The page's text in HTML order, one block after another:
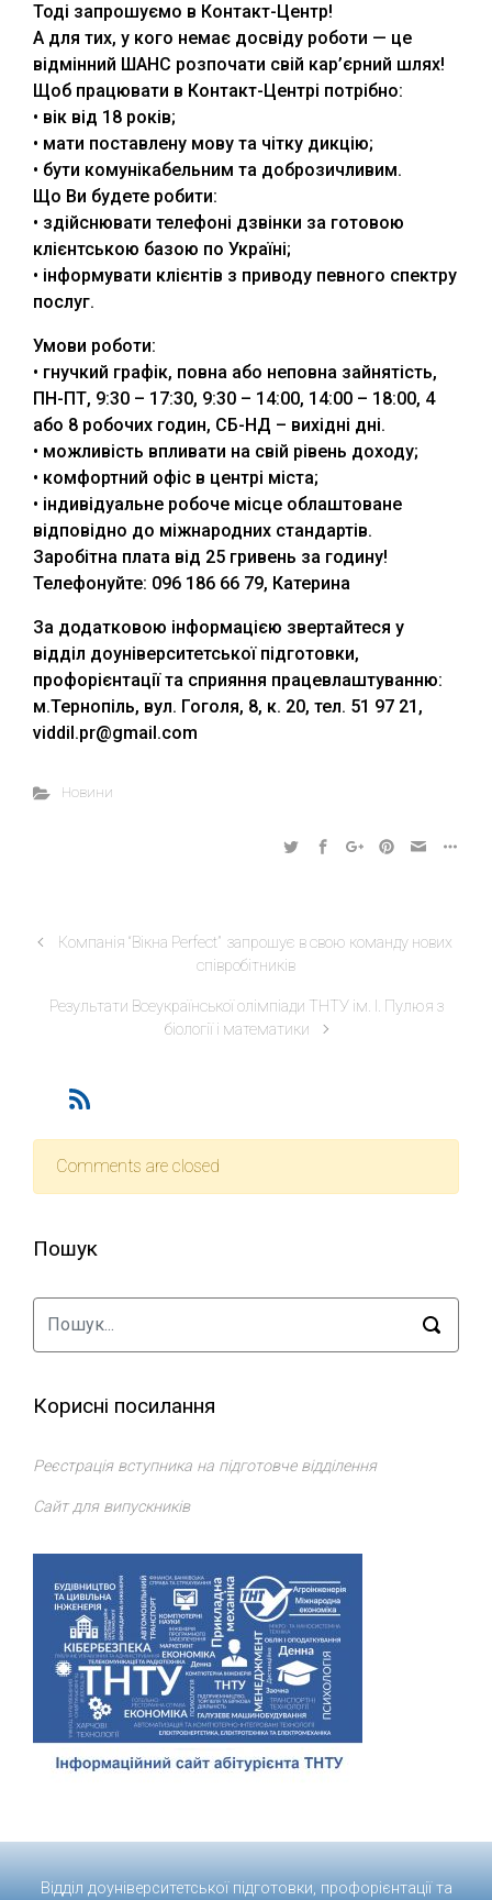
Тоді запрошуємо в Контакт-Центр!
А для тих, у кого немає досвіду роботи — це
відмінний ШАНС розпочати свій кар’єрний шлях!
Щоб працювати в Контакт-Центрі потрібно:
• вік від 18 років;
• мати поставлену мову та чітку дикцію;
• бути комунікабельним та доброзичливим.
Що Ви будете робити:
• здійснювати телефоні дзвінки за готовою
клієнтською базою по Україні;
• інформувати клієнтів з приводу певного спектру
послуг.
Умови роботи:
• гнучкий графік, повна або неповна зайнятість,
ПН-ПТ, 9:30 – 17:30, 9:30 – 14:00, 14:00 – 18:00, 4
або 8 робочих годин, СБ-НД – вихідні дні.
• можливість впливати на свій рівень доходу;
• комфортний офіс в центрі міста;
• індивідуальне робоче місце облаштоване
відповідно до міжнародних стандартів.
Заробітна плата від 25 гривень за годину!
Телефонуйте: 096 186 66 79, Катерина
За додатковою інформацією звертайтеся у
відділ доуніверситетської підготовки,
профорієнтації та сприяння працевлаштуванню:
м.Тернопіль, вул. Гоголя, 8, к. 20, тел. 51 97 21,
viddil.pr@gmail.com
Новини
Компанія “Вікна Perfect” запрошує в свою команду нових
співробітників
Результати Всеукраїнської олімпіади ТНТУ ім. І. Пулюя з
біології і математики
Comments are closed
Пошук
Корисні посилання
Реєстрація вступника на підготовче відділення
Сайт для випускників
Відділ доуніверситетської підготовки, профорієнтації та